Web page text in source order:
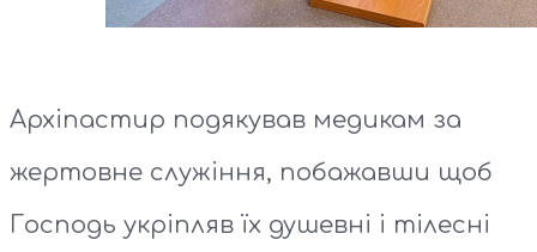
Архіпастир подякував медикам за
жертовне служіння, побажавши щоб
Господь укріпляв їх душевні і тілесні